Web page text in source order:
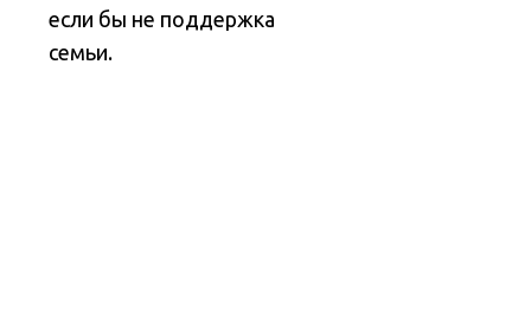
если бы не поддержка
семьи.